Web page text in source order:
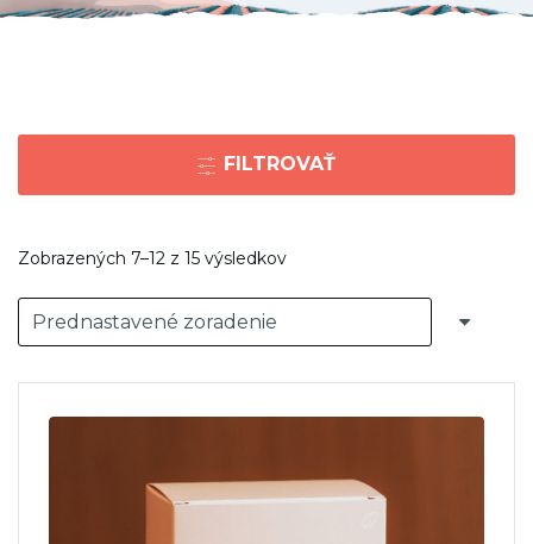
FILTROVAŤ
Zobrazených 7–12 z 15 výsledkov